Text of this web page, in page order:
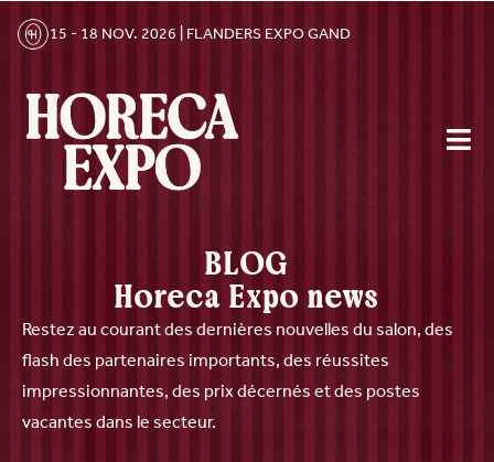
15 - 18 NOV. 2026 | FLANDERS EXPO GAND
BLOG
Horeca Expo news
Restez au courant des dernières nouvelles du salon, des
flash des partenaires importants, des réussites
impressionnantes, des prix décernés et des postes
vacantes dans le secteur.